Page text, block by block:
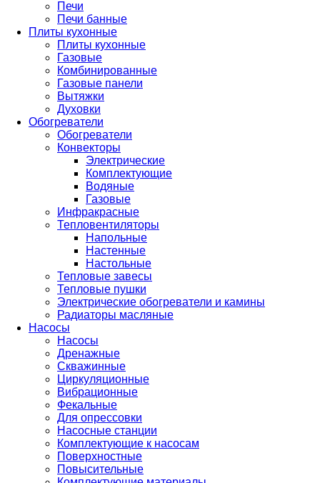
Печи
Печи банные
Плиты кухонные
Плиты кухонные
Газовые
Комбинированные
Газовые панели
Вытяжки
Духовки
Обогреватели
Обогреватели
Конвекторы
Электрические
Комплектующие
Водяные
Газовые
Инфракрасные
Тепловентиляторы
Напольные
Настенные
Настольные
Тепловые завесы
Тепловые пушки
Электрические обогреватели и камины
Радиаторы масляные
Насосы
Насосы
Дренажные
Скважинные
Циркуляционные
Вибрационные
Фекальные
Для опрессовки
Насосные станции
Комплектующие к насосам
Поверхностные
Повысительные